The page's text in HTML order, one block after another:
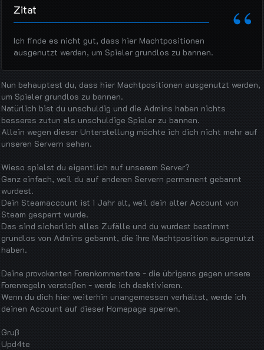
Zitat
Ich finde es nicht gut, dass hier Machtpositionen
ausgenutzt werden, um Spieler grundlos zu bannen.
Nun behauptest du, dass hier Machtpositionen ausgenutzt werden,
um Spieler grundlos zu bannen.
Natürlich bist du unschuldig und die Admins haben nichts
besseres zutun als unschuldige Spieler zu bannen.
Allein wegen dieser Unterstellung möchte ich dich nicht mehr auf
unseren Servern sehen.
Wieso spielst du eigentlich auf unserem Server?
Ganz einfach, weil du auf anderen Servern permanent gebannt
wurdest.
Dein Steamaccount ist 1 Jahr alt, weil dein alter Account von
Steam gesperrt wurde.
Das sind sicherlich alles Zufälle und du wurdest bestimmt
grundlos von Admins gebannt, die ihre Machtposition ausgenutzt
haben.
Deine provokanten Forenkommentare - die übrigens gegen unsere
Forenregeln verstoßen - werde ich deaktivieren.
Wenn du dich hier weiterhin unangemessen verhältst, werde ich
deinen Account auf dieser Homepage sperren.
Gruß
Upd4te